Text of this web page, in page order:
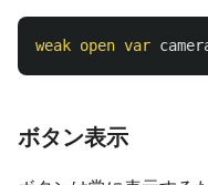
weak open var
ボタン表示